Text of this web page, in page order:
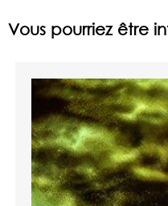
Vous pourriez être